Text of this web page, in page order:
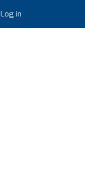
Log in